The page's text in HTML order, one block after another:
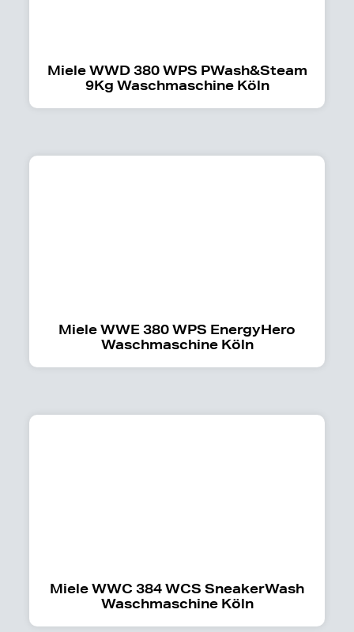
Miele WWD 380 WPS PWash&Steam
9Kg Waschmaschine Köln
Miele WWE 380 WPS EnergyHero
Waschmaschine Köln
Miele WWC 384 WCS SneakerWash
Waschmaschine Köln